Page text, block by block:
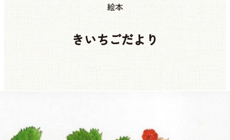
絵本
きいちごだより